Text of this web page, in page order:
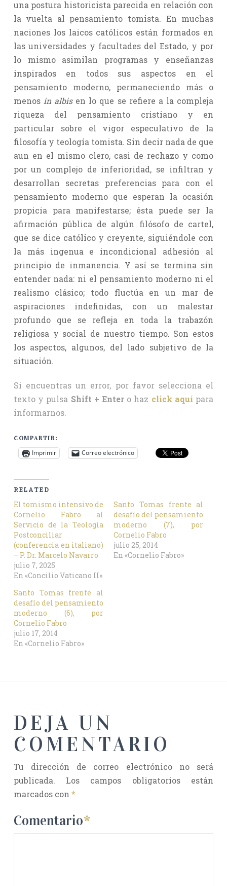
una postura historicista parecida en relación con
la vuelta al pensamiento tomista. En muchas
naciones los laicos católicos están formados en
las universidades y facultades del Estado, y por
lo mismo asimilan programas y enseñanzas
inspirados en todos sus aspectos en el
pensamiento moderno, permaneciendo más o
menos in albisen lo que se refiere a la compleja
riqueza del pensamiento cristiano y en
particular sobre el vigor especulativo de la
filosofía y teología tomista. Sin decir nada de que
aun en el mismo clero, casi de rechazo y como
por un complejo de inferioridad, se infiltran y
desarrollan secretas preferencias para con el
pensamiento moderno que esperan la ocasión
propicia para manifestarse; ésta puede ser la
afirmación pública de algún filósofo de cartel,
que se dice católico y creyente, siguiéndole con
la más ingenua e incondicional adhesión al
principio de inmanencia. Y así se termina sin
entender nada: ni el pensamiento moderno ni el
realismo clásico; todo fluctúa en un mar de
aspiraciones indefinidas, con un malestar
profundo que se refleja en toda la trabazón
religiosa y social de nuestro tiempo. Son estos
los aspectos, algunos, del lado subjetivo de la
situación.
Si encuentras un error, por favor selecciona el
texto y pulsa Shift + Enter o haz click aquí para
informarnos.
COMPARTIR:
Imprimir Correo electrónico
RELATED
El tomismo intensivo de
Cornelio Fabro al
Servicio de la Teología
Postconciliar
(conferencia en italiano)
– P. Dr. Marcelo Navarro
julio 7, 2025
En «Concilio Vaticano II»
Santo Tomas frente al
desafío del pensamiento
moderno (7), por
Cornelio Fabro
julio 25, 2014
En «Cornelio Fabro»
Santo Tomas frente al
desafío del pensamiento
moderno (6), por
Cornelio Fabro
julio 17, 2014
En «Cornelio Fabro»
DEJA UN
COMENTARIO
Tu dirección de correo electrónico no será
publicada.
Los campos obligatorios están
marcados con *
Comentario*